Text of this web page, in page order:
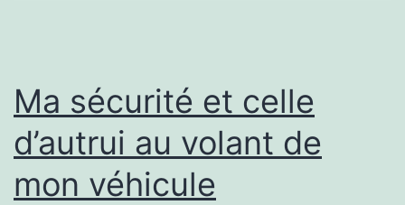
?
Ma sécurité et celle
d’autrui au volant de
mon véhicule